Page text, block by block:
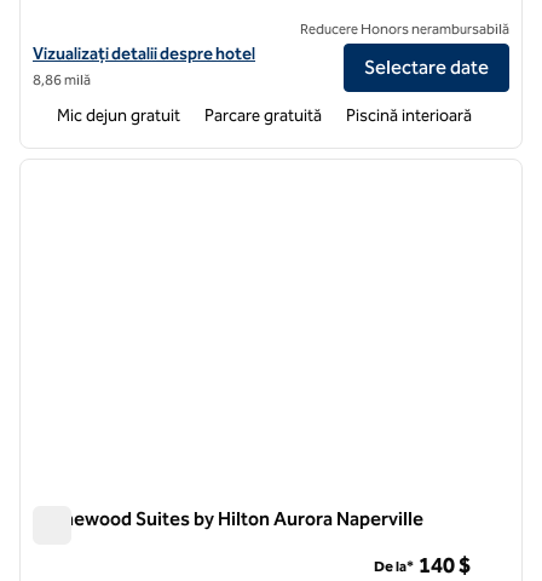
Vizualizați detaliile hotelului pentru Home2 Suites by Hilton
Vizualizați detalii despre hotel
8,86 milă
Reducere Honors nerambursabilă
Selectare date
Mic dejun gratuit Parcare gratuită Piscină interioară
1 din 12
Homewood Suites by Hilton Aurora Naperville
De la* 140 $